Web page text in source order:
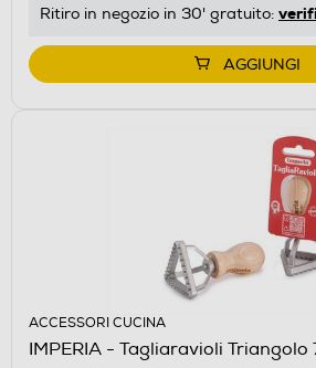
Ritiro in negozio in 30' gratuito:
AGGIUNGI
ACCESSORI CUCINA
IMPERIA - Tagliaravioli Triangolo